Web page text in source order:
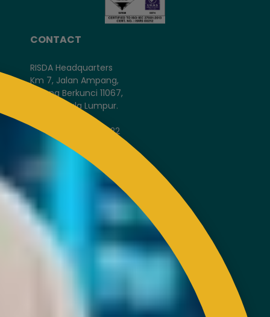
CONTACT
RISDA Headquarters
Km 7, Jalan Ampang,
Karung Berkunci 11067,
50990 Kuala Lumpur.
Tel : +603-4256 4022
Fax : +603- 4257 6726
EXTERNAL LINK
Disclaimer
Privacy and Security Policy